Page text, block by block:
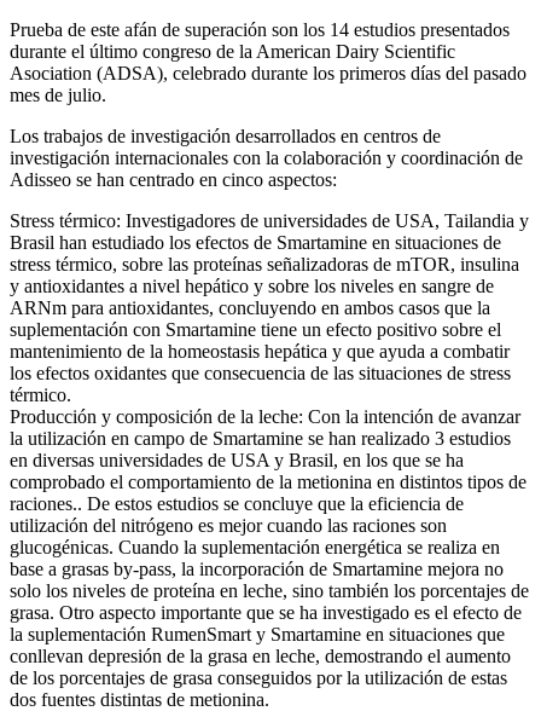
Prueba de este afán de superación son los 14 estudios presentados
durante el último congreso de la American Dairy Scientific
Asociation (ADSA), celebrado durante los primeros días del pasado
mes de julio.
Los trabajos de investigación desarrollados en centros de
investigación internacionales con la colaboración y coordinación de
Adisseo se han centrado en cinco aspectos:
Stress térmico: Investigadores de universidades de USA, Tailandia y
Brasil han estudiado los efectos de Smartamine en situaciones de
stress térmico, sobre las proteínas señalizadoras de mTOR, insulina
y antioxidantes a nivel hepático y sobre los niveles en sangre de
ARNm para antioxidantes, concluyendo en ambos casos que la
suplementación con Smartamine tiene un efecto positivo sobre el
mantenimiento de la homeostasis hepática y que ayuda a combatir
los efectos oxidantes que consecuencia de las situaciones de stress
térmico.
Producción y composición de la leche: Con la intención de avanzar
la utilización en campo de Smartamine se han realizado 3 estudios
en diversas universidades de USA y Brasil, en los que se ha
comprobado el comportamiento de la metionina en distintos tipos de
raciones.. De estos estudios se concluye que la eficiencia de
utilización del nitrógeno es mejor cuando las raciones son
glucogénicas. Cuando la suplementación energética se realiza en
base a grasas by-pass, la incorporación de Smartamine mejora no
solo los niveles de proteína en leche, sino también los porcentajes de
grasa. Otro aspecto importante que se ha investigado es el efecto de
la suplementación RumenSmart y Smartamine en situaciones que
conllevan depresión de la grasa en leche, demostrando el aumento
de los porcentajes de grasa conseguidos por la utilización de estas
dos fuentes distintas de metionina.